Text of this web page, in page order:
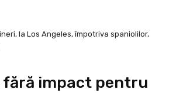
la Los Angeles, împotriva spaniolilor,
fără impact pentru